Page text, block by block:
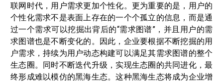
联网时代，用户需求更加个性化。更为重要的是，用户的
个性化需求不是表面上存在的一个个孤立的信息，而是通
过一个需求可以挖掘出背后的“需求图谱”，并且用户的需
求图谱也是不断变化的。因此，企业要根据不断挖掘的用
户需求，持续为用户动态构建可以满足其需求图谱的整个
生态圈。同时不断迭代升级，实现生态圈的共同进化，最
终形成难以模仿的黑海生态。这种黑海生态将成为企业增